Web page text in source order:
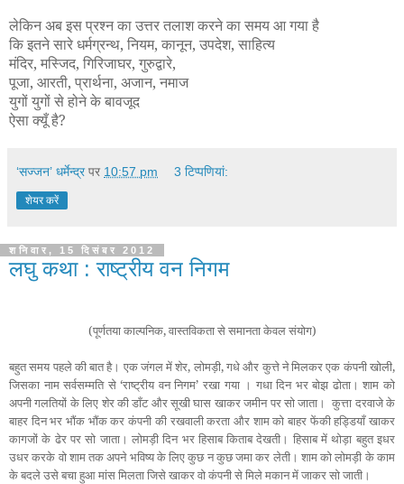
लेकिन अब इस प्रश्न का उत्तर तलाश करने का समय आ गया है
कि इतने सारे धर्मग्रन्थ, नियम, कानून, उपदेश, साहित्य
मंदिर, मस्जिद, गिरिजाघर, गुरुद्वारे,
पूजा, आरती, प्रार्थना, अजान, नमाज
युगों युगों से होने के बावजूद
ऐसा क्यूँ है?
‘सज्जन’ धर्मेन्द्र पर 10:57 pm 3 टिप्‍पणियां:
शेयर करें
शनिवार, 15 दिसंबर 2012
लघु कथा : राष्ट्रीय वन निगम
(पूर्णतया काल्पनिक, वास्तविकता से समानता केवल संयोग)
बहुत समय पहले की बात है। एक जंगल में शेर, लोमड़ी, गधे और कुत्ते ने मिलकर एक कंपनी खोली,
जिसका नाम सर्वसम्मति से ‘राष्ट्रीय वन निगम’ रखा गया । गधा दिन भर बोझ ढोता। शाम को
अपनी गलतियों के लिए शेर की डाँट और सूखी घास खाकर जमीन पर सो जाता। कुत्ता दरवाजे के
बाहर दिन भर भौंक भौंक कर कंपनी की रखवाली करता और शाम को बाहर फेंकी हड्डियाँ खाकर
कागजों के ढेर पर सो जाता। लोमड़ी दिन भर हिसाब किताब देखती। हिसाब में थोड़ा बहुत इधर
उधर करके वो शाम तक अपने भविष्य के लिए कुछ न कुछ जमा कर लेती। शाम को लोमड़ी के काम
के बदले उसे बचा हुआ मांस मिलता जिसे खाकर वो कंपनी से मिले मकान में जाकर सो जाती।